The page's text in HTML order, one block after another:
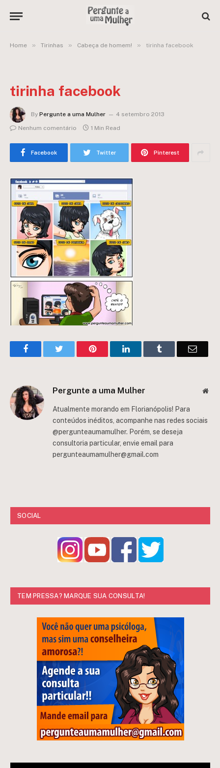
Home » Tirinhas » Cabeça de homem! » tirinha facebook
tirinha facebook
By Pergunte a uma Mulher
4 setembro 2013
Nenhum comentário
1 Min Read
Facebook Twitter Pinterest
FacebookTwitter Pinterest LinkedInTumblr Email
Pergunte a uma Mulher
Atualmente morando em Florianópolis! Para
conteúdos inéditos, acompanhe nas redes sociais
@pergunteaumamulher. Porém, se deseja
consultoria particular, envie email para
pergunteaumamulher@gmail.com
SOCIAL
TEM PRESSA? MARQUE SUA CONSULTA!